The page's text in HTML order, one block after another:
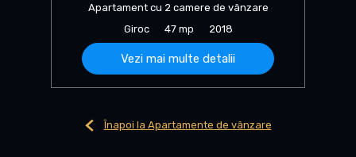
Apartament cu 2 camere de vânzare
Giroc
47 mp 2018
Vezi mai multe detalii
Înapoi la Apartamente de vânzare